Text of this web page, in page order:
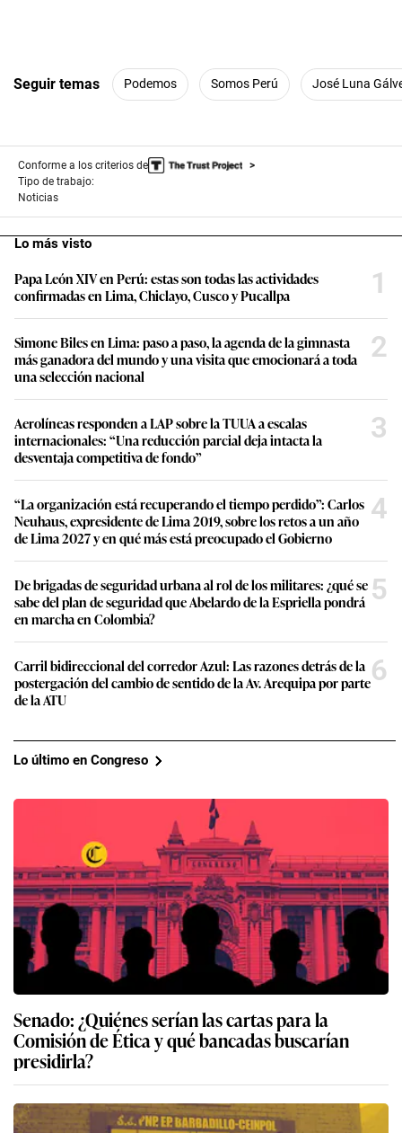
Seguir temas Podemos Somos Perú José Luna
Conforme a los criterios de
Tipo de trabajo:
Noticias
Lo más visto
Papa León XIV en Perú: estas son todas las actividades
confirmadas en Lima, Chiclayo, Cusco y Pucallpa
1
Simone Biles en Lima: paso a paso, la agenda de la gimnasta
más ganadora del mundo y una visita que emocionará a toda
una selección nacional
2
Aerolíneas responden a LAP sobre la TUUA a escalas
internacionales: “Una reducción parcial deja intacta la
desventaja competitiva de fondo”
3
“La organización está recuperando el tiempo perdido”: Carlos
Neuhaus, expresidente de Lima 2019, sobre los retos a un año
de Lima 2027 y en qué más está preocupado el Gobierno
4
De brigadas de seguridad urbana al rol de los militares: ¿qué se
sabe del plan de seguridad que Abelardo de la Espriella pondrá
en marcha en Colombia?
5
Carril bidireccional del corredor Azul: Las razones detrás de la
postergación del cambio de sentido de la Av. Arequipa por parte
de la ATU
6
Lo último en Congreso
Senado: ¿Quiénes serían las cartas para la
Comisión de Ética y qué bancadas buscarían
presidirla?